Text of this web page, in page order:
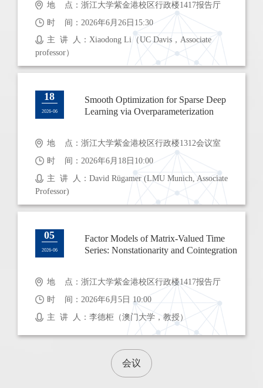
地 点：浙江大学紫金港校区行政楼1417报告厅
时 间：2026年6月26日15:30
主 讲 人：Xiaodong Li（UC Davis，Associate
professor）
18
2026-06
Smooth Optimization for Sparse Deep
Learning via Overparameterization
地 点：浙江大学紫金港校区行政楼1312会议室
时 间：2026年6月18日10:00
主 讲 人：David Rügamer (LMU Munich, Associate
Professor)
05
2026-06
Factor Models of Matrix-Valued Time
Series: Nonstationarity and Cointegration
地 点：浙江大学紫金港校区行政楼1417报告厅
时 间：2026年6月5日 10:00
主 讲 人：李德柜（澳门大学，教授）
会议